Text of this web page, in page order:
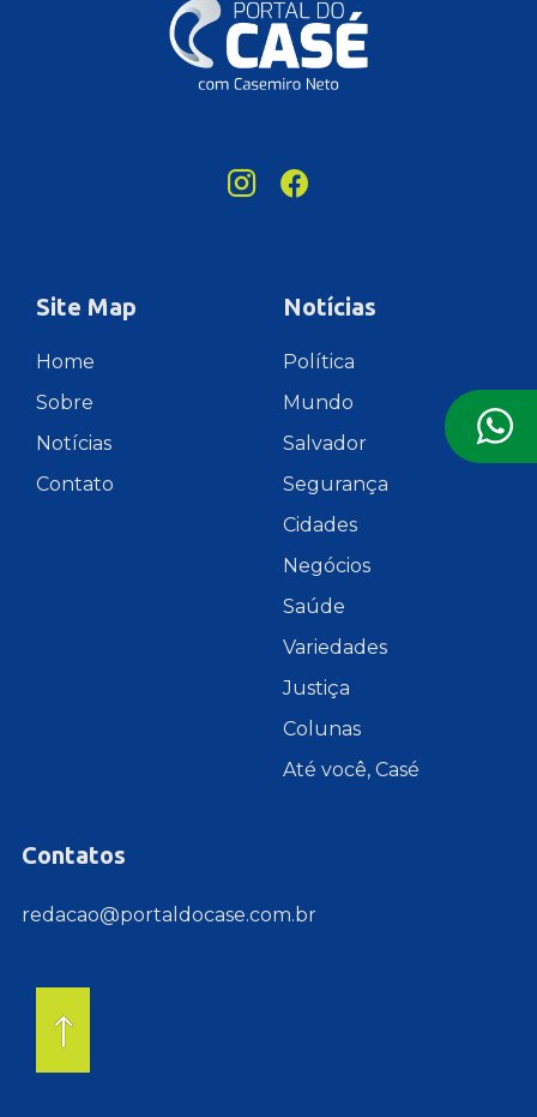
Site Map
Home
Sobre
Notícias
Contato
Notícias
Política
Mundo
Salvador
Segurança
Cidades
Negócios
Saúde
Variedades
Justiça
Colunas
Até você, Casé
Contatos
redacao@portaldocase.com.br